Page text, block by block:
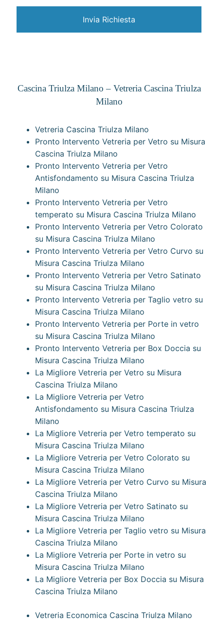
Cascina Triulza Milano – Vetreria Cascina Triulza
Milano
Vetreria Cascina Triulza Milano
Pronto Intervento Vetreria per Vetro su Misura
Cascina Triulza Milano
Pronto Intervento Vetreria per Vetro
Antisfondamento su Misura Cascina Triulza
Milano
Pronto Intervento Vetreria per Vetro
temperato su Misura Cascina Triulza Milano
Pronto Intervento Vetreria per Vetro Colorato
su Misura Cascina Triulza Milano
Pronto Intervento Vetreria per Vetro Curvo su
Misura Cascina Triulza Milano
Pronto Intervento Vetreria per Vetro Satinato
su Misura Cascina Triulza Milano
Pronto Intervento Vetreria per Taglio vetro su
Misura Cascina Triulza Milano
Pronto Intervento Vetreria per Porte in vetro
su Misura Cascina Triulza Milano
Pronto Intervento Vetreria per Box Doccia su
Misura Cascina Triulza Milano
La Migliore Vetreria per Vetro su Misura
Cascina Triulza Milano
La Migliore Vetreria per Vetro
Antisfondamento su Misura Cascina Triulza
Milano
La Migliore Vetreria per Vetro temperato su
Misura Cascina Triulza Milano
La Migliore Vetreria per Vetro Colorato su
Misura Cascina Triulza Milano
La Migliore Vetreria per Vetro Curvo su Misura
Cascina Triulza Milano
La Migliore Vetreria per Vetro Satinato su
Misura Cascina Triulza Milano
La Migliore Vetreria per Taglio vetro su Misura
Cascina Triulza Milano
La Migliore Vetreria per Porte in vetro su
Misura Cascina Triulza Milano
La Migliore Vetreria per Box Doccia su Misura
Cascina Triulza Milano
Vetreria Economica Cascina Triulza Milano